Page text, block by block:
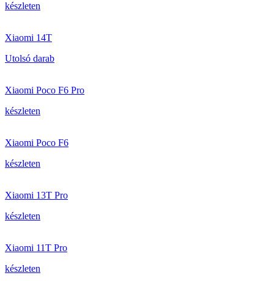
készleten
Xiaomi 14T
Utolsó darab
Xiaomi Poco F6 Pro
készleten
Xiaomi Poco F6
készleten
Xiaomi 13T Pro
készleten
Xiaomi 11T Pro
készleten